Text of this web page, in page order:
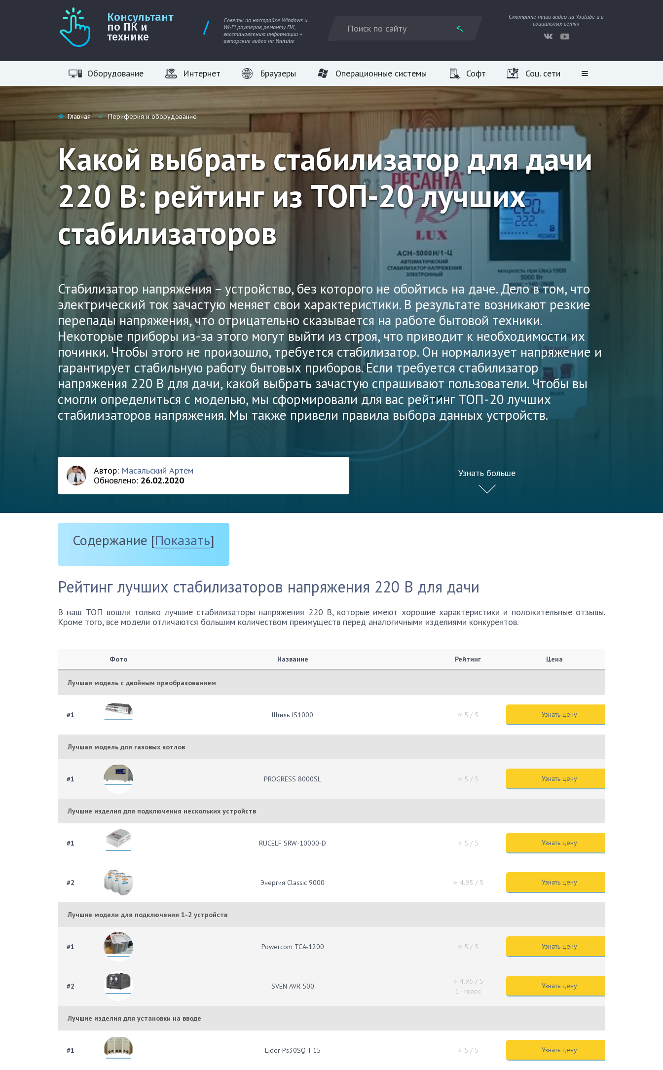
Консультант
по ПК и
технике
Советы по настройке Windows и
Wi-Fi роутеров, ремонту ПК,
восстановлению информации +
авторские видео на Youtube
Смотрите наши видео на Youtube и в
социальных сетях
Оборудование Интернет Браузеры Операционные системы Софт Соц. сети
Главная Периферия и оборудование
Какой выбрать стабилизатор для дачи
220 В: рейтинг из ТОП-20 лучших
стабилизаторов
Стабилизатор напряжения – устройство, без которого не обойтись на даче. Дело в том, что
электрический ток зачастую меняет свои характеристики. В результате возникают резкие
перепады напряжения, что отрицательно сказывается на работе бытовой техники.
Некоторые приборы из-за этого могут выйти из строя, что приводит к необходимости их
починки. Чтобы этого не произошло, требуется стабилизатор. Он нормализует напряжение и
гарантирует стабильную работу бытовых приборов. Если требуется стабилизатор
напряжения 220 В для дачи, какой выбрать зачастую спрашивают пользователи. Чтобы вы
смогли определиться с моделью, мы сформировали для вас рейтинг ТОП-20 лучших
стабилизаторов напряжения. Мы также привели правила выбора данных устройств.
Автор: Масальский Артем
Обновлено: 26.02.2020
Узнать больше
Содержание [Показать]
Рейтинг лучших стабилизаторов напряжения 220 В для дачи
В наш ТОП вошли только лучшие стабилизаторы напряжения 220 В, которые имеют хорошие характеристики и положительные отзывы.
Кроме того, все модели отличаются большим количеством преимуществ перед аналогичными изделиями конкурентов.
Фото Название Рейтинг Цена
Лучшая модель с двойным преобразованием
#1 Штиль IS1000 ⭐ 5 / 5 Узнать цену
Лучшая модель для газовых котлов
#1 PROGRESS 8000SL ⭐ 5 / 5 Узнать цену
Лучшие изделия для подключения нескольких устройств
#1 RUCELF SRW-10000-D ⭐ 5 / 5 Узнать цену
#2 Энергия Classic 9000 ⭐ 4.95 / 5 Узнать цену
Лучшие модели для подключения 1-2 устройств
#1 Powercom TCA-1200 ⭐ 5 / 5 Узнать цену
#2 SVEN AVR 500
⭐ 4.95 / 5
1 - голос
Узнать цену
Лучшие изделия для установки на вводе
#1 Lider Ps30SQ-I-15 ⭐ 5 / 5 Узнать цену